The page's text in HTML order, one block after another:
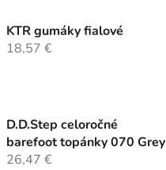
KTR gumáky fialové
18,57 €
D.D.Step celoročné
barefoot topánky 070 Grey
26,47 €